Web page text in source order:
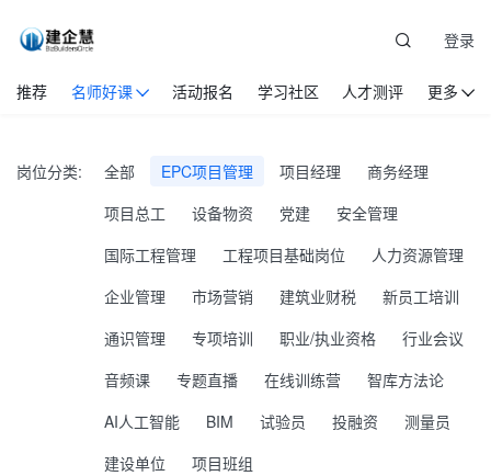
推荐 名师好课 活动报名 学习社区 人才测评 更多
登录
岗位分类: 全部 EPC项目管理 项目经理
商务经理
项目总工
设备物资 党建
安全管理
国际工程管理
工程项目基础岗位
人力资源管理
企业管理
市场营销 建筑业财税
新员工培训
通识管理
专项培训 职业/执业资格
行业会议
音频课
专题直播 在线训练营
智库方法论
AI人工智能
BIM 试验员 投融资
测量员
建设单位
项目班组